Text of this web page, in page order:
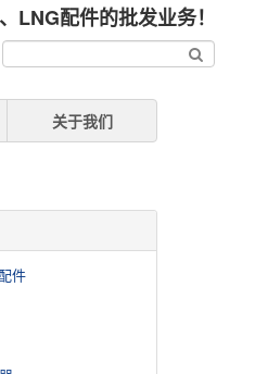
配件的批发业务！
关于我们
件